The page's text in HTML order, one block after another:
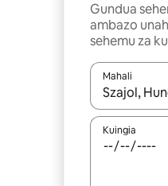
Gundua
ambazo
sehemu za
Mahali
Wakati
Kuingia